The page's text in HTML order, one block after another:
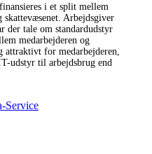
Service
i et split mellem
skattevæsenet. Arbejdsgiver
der tale om standardudstyr
medarbejderen og
for medarbejderen,
udstyr til arbejdsbrug end